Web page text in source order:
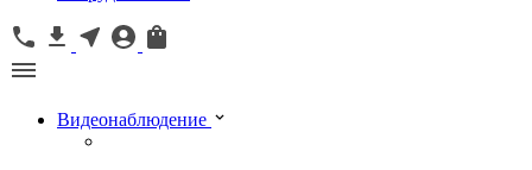
Видеонаблюдение